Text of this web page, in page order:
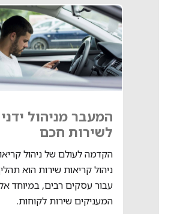
המעבר מניהול ידני
לשירות חכם
הקדמה לעולם של ניהול
ניהול קריאות שירות הוא
עבור עסקים רבים, במיוחד
המעניקים שירות לקוחות.